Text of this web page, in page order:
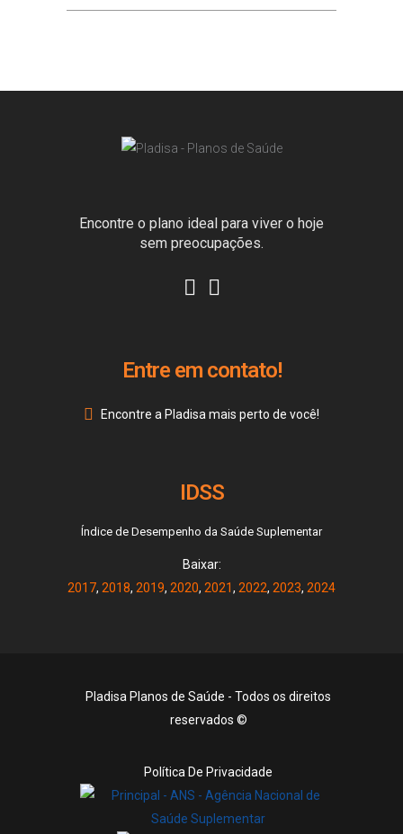
Encontre o plano ideal para viver o hoje
sem preocupações.
Entre em contato!
Encontre a Pladisa mais perto de você!
IDSS
Índice de Desempenho da Saúde Suplementar
Baixar:
2017, 2018, 2019, 2020, 2021, 2022, 2023, 2024
Pladisa Planos de Saúde - Todos os direitos
reservados ©
Política De Privacidade